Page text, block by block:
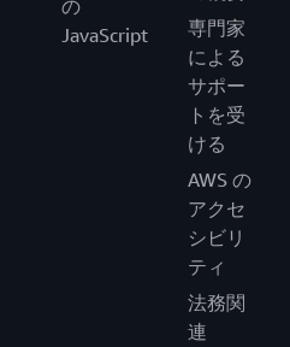
の
JavaScript
専門家
による
サポー
トを受
ける
AWS の
アクセ
シビリ
ティ
法務関
連